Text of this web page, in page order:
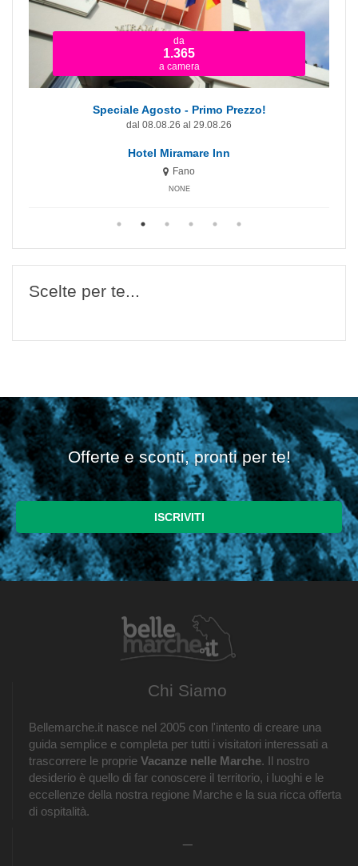
da
1.365
a camera
Speciale Agosto - Primo Prezzo!
dal 08.08.26 al 29.08.26
Hotel Miramare Inn
Fano
NONE
Scelte per te...
Offerte e sconti, pronti per te!
Chi Siamo
Bellemarche.it nasce nel 2005 con l'intento di creare una
guida semplice e completa per tutti i visitatori interessati a
trascorrere le proprie Vacanze nelle Marche. Il nostro
desiderio è quello di far conoscere il territorio, i luoghi e le
eccellenze della nostra regione Marche e la sua ricca offerta
di ospitalità.